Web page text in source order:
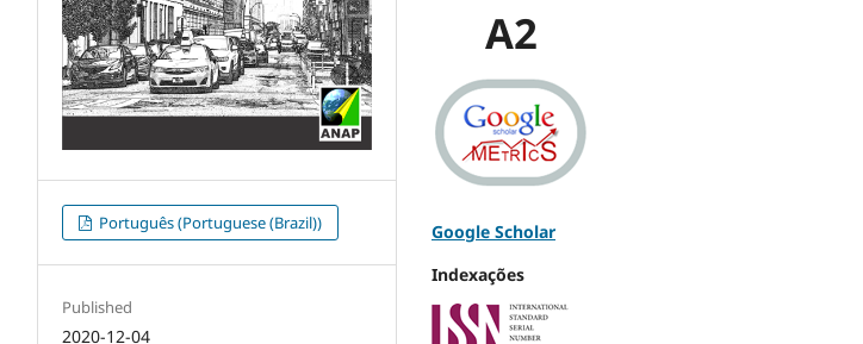
Português (Portuguese (Brazil))
Published
2020-12-04
A2
Google Scholar
Indexações